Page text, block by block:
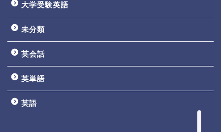
大学受験英語
未分類
英会話
英単語
英語
TOEIC3ヵ月で800点講座